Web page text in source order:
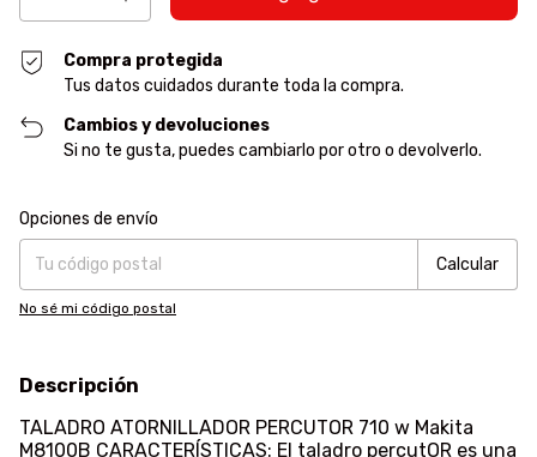
Compra protegida
Tus datos cuidados durante toda la compra.
Cambios y devoluciones
Si no te gusta, puedes cambiarlo por otro o devolverlo.
Entregas para el CP:
Opciones de envío
Calcular
No sé mi código postal
Descripción
TALADRO ATORNILLADOR PERCUTOR 710 w Makita
M8100B CARACTERÍSTICAS: El taladro percutOR es una